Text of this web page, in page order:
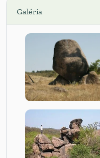
Galéria